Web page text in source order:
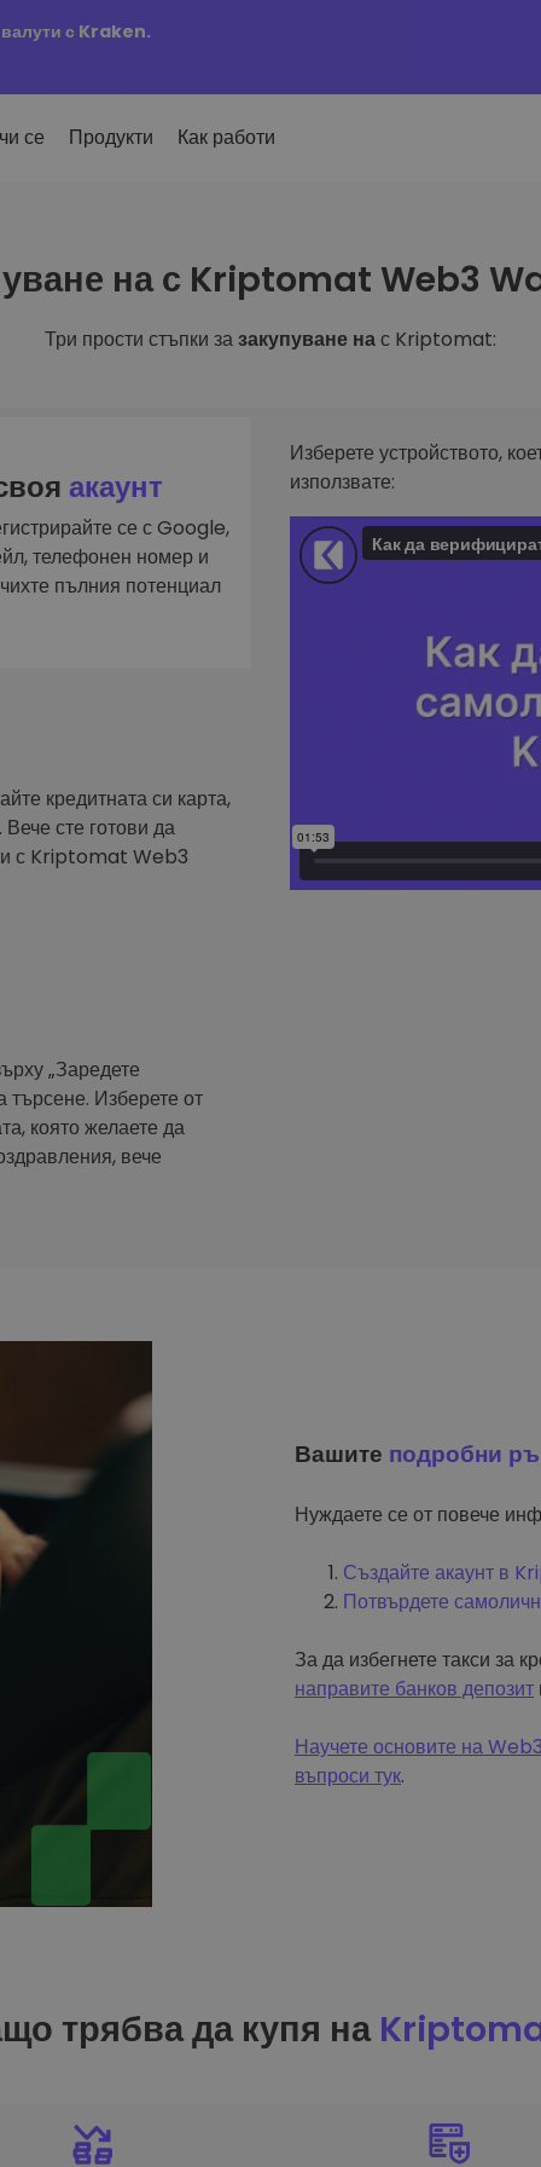
с Kraken.
добавени
добавени токени в
купил за 100 €…
се Продукти
на
за
KriptoEarn
криптовалута
Повтаряща се печалба
Как работи
на с Kriptomat Web3
Три прости стъпки зазакупуване нас Kriptomat:
акаунт
се с Google,
телефонен номер и
пълния потенциал
кредитната си карта,
сте готови да
с Kriptomat Web3
„Заредете
търсене. Изберете от
която желаете да
вече
Изберете устройството,
използвате:
Вашите подробни
Нуждаете се от повече
Създайте акаунт в
Потвърдете
За да избегнете такси за
направите банков депозит
Научете основите на
въпроси тук.
трябва да купя на